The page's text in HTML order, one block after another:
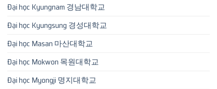
Đại học Kyungnam 경남대학교
Đại học Kyungsung 경성대학교
Đại học Masan 마산대학교
Đại học Mokwon 목원대학교
Đại học Myongji 명지대학교